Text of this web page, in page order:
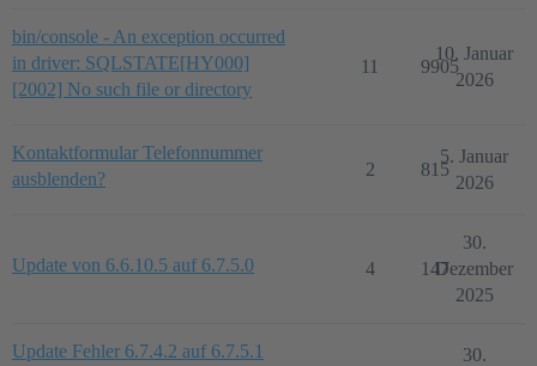
bin/console - An exception occurred
in driver: SQLSTATE[HY000]
[2002] No such file or directory
11 9905
10. Januar
2026
Kontaktformular Telefonnummer
ausblenden?
2 815
5. Januar
2026
Update von 6.6.10.5 auf 6.7.5.0 4 147
30.
Dezember
2025
Update Fehler 6.7.4.2 auf 6.7.5.1
30.